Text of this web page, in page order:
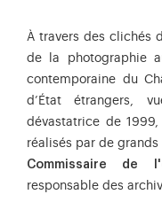
À travers des clichés
de la photographie
contemporaine du
d’État étrangers,
dévastatrice de
réalisés par de
Commissaire de
responsable des